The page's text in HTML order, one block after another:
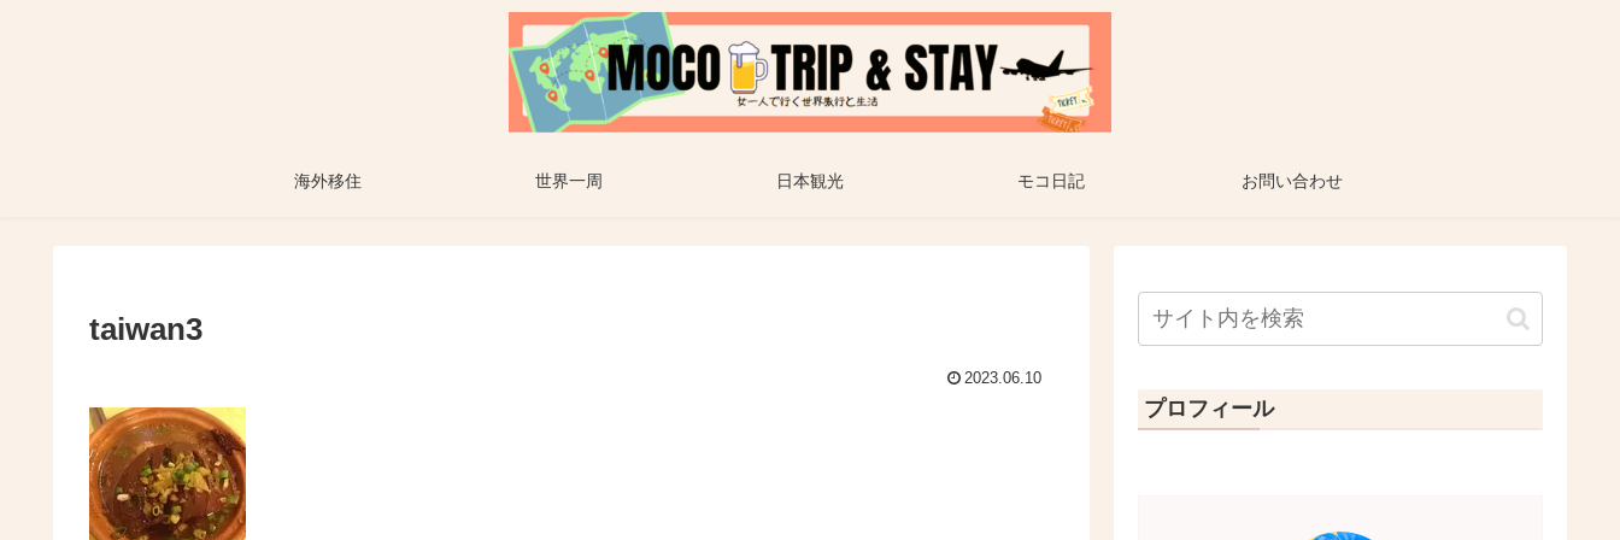
海外移住 世界一周 日本観光 モコ日記 お問い合わせ
taiwan3
2023.06.10
プロフィール